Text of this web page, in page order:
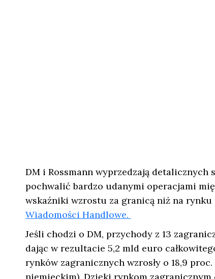
DM i Rossmann wyprzedzają detalicznych
pochwalić bardzo udanymi operacjami
wskaźniki wzrostu za granicą niż na
Wiadomości Handlowe.
Jeśli chodzi o DM, przychody z 13
dając w rezultacie 5,2 mld euro
rynków zagranicznych wzrosły o 18,9